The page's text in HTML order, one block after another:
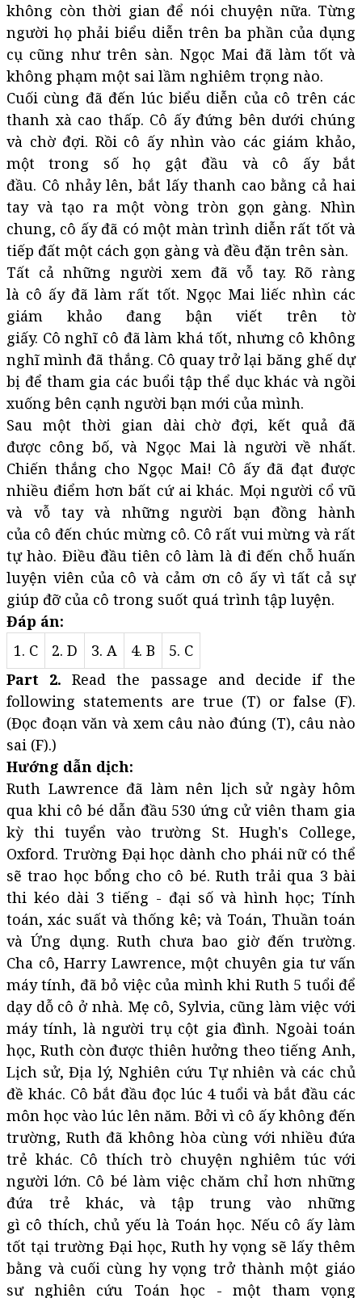
không còn thời gian để nói chuyện nữa. Từng
người họ phải biểu diễn trên ba phần của dụng
cụ cũng như trên sàn. Ngọc Mai đã làm tốt và
không phạm một sai lầm nghiêm trọng nào.
Cuối cùng đã đến lúc biểu diễn của cô trên các
thanh xà cao thấp. Cô ấy đứng bên dưới chúng
và chờ đợi. Rồi cô ấy nhìn vào các giám khảo,
một trong số họ gật đầu và cô ấy bắt
đầu. Cô nhảy lên, bắt lấy thanh cao bằng cả hai
tay và tạo ra một vòng tròn gọn gàng. Nhìn
chung, cô ấy đã có một màn trình diễn rất tốt và
tiếp đất một cách gọn gàng và đều đặn trên sàn.
Tất cả những người xem đã vỗ tay. Rõ ràng
là cô ấy đã làm rất tốt. Ngọc Mai liếc nhìn các
giám khảo đang bận viết trên tờ
giấy. Cô nghĩ cô đã làm khá tốt, nhưng cô không
nghĩ mình đã thắng. Cô quay trở lại băng ghế dự
bị để tham gia các buổi tập thể dục khác và ngồi
xuống bên cạnh người bạn mới của mình.
Sau một thời gian dài chờ đợi, kết quả đã
được công bố, và Ngọc Mai là người về nhất.
Chiến thắng cho Ngọc Mai! Cô ấy đã đạt được
nhiều điểm hơn bất cứ ai khác. Mọi người cổ vũ
và vỗ tay và những người bạn đồng hành
của cô đến chúc mừng cô. Cô rất vui mừng và rất
tự hào. Điều đầu tiên cô làm là đi đến chỗ huấn
luyện viên của cô và cảm ơn cô ấy vì tất cả sự
giúp đỡ của cô trong suốt quá trình tập luyện.
Đáp án:
1. C
2. D 3. A 4. B
5. C
Part 2.Read the passage and decide if the
following statements are true (T) or false (F).
(Đọc đoạn văn và xem câu nào đúng (T), câu nào
sai (F).)
Hướng dẫn dịch:
Ruth Lawrence đã làm nên lịch sử ngày hôm
qua khi cô bé dẫn đầu 530 ứng cử viên tham gia
kỳ thi tuyển vào trường St. Hugh's College,
Oxford. Trường Đại học dành cho phái nữ có thể
sẽ trao học bổng cho cô bé. Ruth trải qua 3 bài
thi kéo dài 3 tiếng - đại số và hình học; Tính
toán, xác suất và thống kê; và Toán, Thuần toán
và Ứng dụng. Ruth chưa bao giờ đến trường.
Cha cô, Harry Lawrence, một chuyên gia tư vấn
máy tính, đã bỏ việc của mình khi Ruth 5 tuổi để
dạy dỗ cô ở nhà. Mẹ cô, Sylvia, cũng làm việc với
máy tính, là người trụ cột gia đình. Ngoài toán
học, Ruth còn được thiên hưởng theo tiếng Anh,
Lịch sử, Địa lý, Nghiên cứu Tự nhiên và các chủ
đề khác. Cô bắt đầu đọc lúc 4 tuổi và bắt đầu các
môn học vào lúc lên năm. Bởi vì cô ấy không đến
trường, Ruth đã không hòa cùng với nhiều đứa
trẻ khác. Cô thích trò chuyện nghiêm túc với
người lớn. Cô bé làm việc chăm chỉ hơn những
đứa trẻ khác, và tập trung vào những
gì cô thích, chủ yếu là Toán học. Nếu cô ấy làm
tốt tại trường Đại học, Ruth hy vọng sẽ lấy thêm
bằng và cuối cùng hy vọng trở thành một giáo
sư nghiên cứu Toán học - một tham vọng